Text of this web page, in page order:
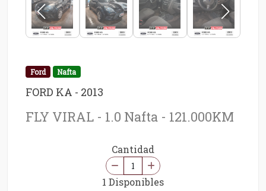
Ford Nafta
FORD KA - 2013
FLY VIRAL - 1.0 Nafta - 121.000KM
Cantidad
1 Disponibles